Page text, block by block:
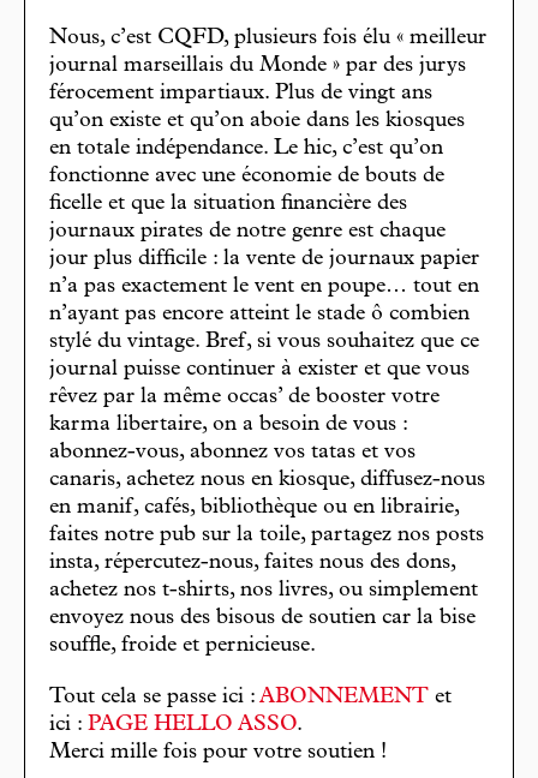
Nous, c’est CQFD, plusieurs fois élu « meilleur
journal marseillais du Monde » par des jurys
férocement impartiaux. Plus de vingt ans
qu’on existe et qu’on aboie dans les kiosques
en totale indépendance. Le hic, c’est qu’on
fonctionne avec une économie de bouts de
ficelle et que la situation financière des
journaux pirates de notre genre est chaque
jour plus difficile : la vente de journaux papier
n’a pas exactement le vent en poupe… tout en
n’ayant pas encore atteint le stade ô combien
stylé du vintage. Bref, si vous souhaitez que ce
journal puisse continuer à exister et que vous
rêvez par la même occas’ de booster votre
karma libertaire, on a besoin de vous :
abonnez-vous, abonnez vos tatas et vos
canaris, achetez nous en kiosque, diffusez-nous
en manif, cafés, bibliothèque ou en librairie,
faites notre pub sur la toile, partagez nos posts
insta, répercutez-nous, faites nous des dons,
achetez nos t-shirts, nos livres, ou simplement
envoyez nous des bisous de soutien car la bise
souffle, froide et pernicieuse.
Tout cela se passe ici : ABONNEMENT et
ici : PAGE HELLO ASSO.
Merci mille fois pour votre soutien !